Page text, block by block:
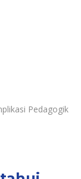
Pedagogik